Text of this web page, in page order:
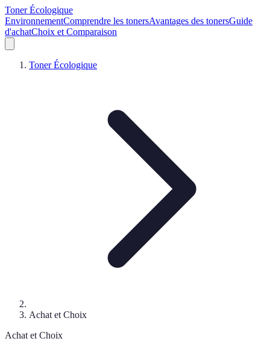
Toner Écologique
EnvironnementComprendre les tonersAvantages des tonersGuide
d'achatChoix et Comparaison
Toner Écologique
Achat et Choix
Achat et Choix